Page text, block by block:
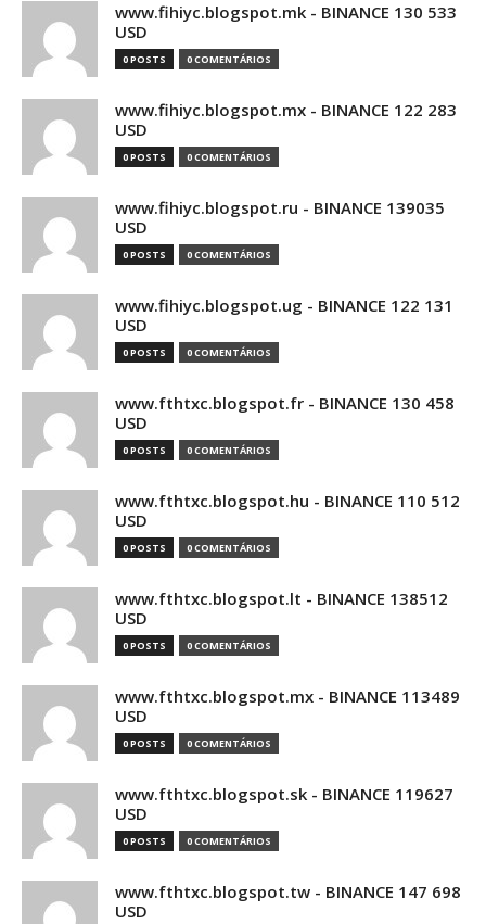
www.fihiyc.blogspot.mk - BINANCE 130 533
USD
0 POSTS 0 COMENTÁRIOS
www.fihiyc.blogspot.mx - BINANCE 122 283
USD
0 POSTS 0 COMENTÁRIOS
www.fihiyc.blogspot.ru - BINANCE 139035
USD
0 POSTS 0 COMENTÁRIOS
www.fihiyc.blogspot.ug - BINANCE 122 131
USD
0 POSTS 0 COMENTÁRIOS
www.fthtxc.blogspot.fr - BINANCE 130 458
USD
0 POSTS 0 COMENTÁRIOS
www.fthtxc.blogspot.hu - BINANCE 110 512
USD
0 POSTS 0 COMENTÁRIOS
www.fthtxc.blogspot.lt - BINANCE 138512
USD
0 POSTS 0 COMENTÁRIOS
www.fthtxc.blogspot.mx - BINANCE 113489
USD
0 POSTS 0 COMENTÁRIOS
www.fthtxc.blogspot.sk - BINANCE 119627
USD
0 POSTS 0 COMENTÁRIOS
www.fthtxc.blogspot.tw - BINANCE 147 698
USD